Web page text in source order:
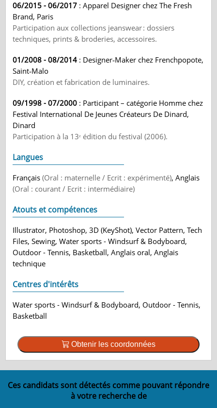
06/2015 - 06/2017 : Apparel Designer chez The Fresh
Brand, Paris
Participation aux collections jeanswear : dossiers
techniques, prints & broderies, accessoires.
01/2008 - 08/2014 : Designer‑Maker chez Frenchpopote,
Saint‑Malo
DIY, création et fabrication de luminaires.
09/1998 - 07/2000 : Participant – catégorie Homme chez
Festival International De Jeunes Créateurs De Dinard,
Dinard
Participation à la 13ᵉ édition du festival (2006).
Langues
Français(Oral : maternelle / Ecrit : expérimenté), Anglais
(Oral : courant / Ecrit : intermédiaire)
Atouts et compétences
Illustrator, Photoshop, 3D (KeyShot), Vector Pattern, Tech
Files, Sewing, Water sports - Windsurf & Bodyboard,
Outdoor - Tennis, Basketball, Anglais oral, Anglais
technique
Centres d'intérêts
Water sports - Windsurf & Bodyboard, Outdoor - Tennis,
Basketball
Obtenir les coordonnées
Ces candidats sont détectés comme pouvant répondre
à votre recherche de